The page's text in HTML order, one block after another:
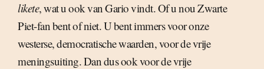
likete, wat u ook van Gario vindt. Of u nou Zwarte
Piet-fan bent of niet. U bent immers voor onze
westerse, democratische waarden, voor de vrije
meningsuiting. Dan dus ook voor de vrije